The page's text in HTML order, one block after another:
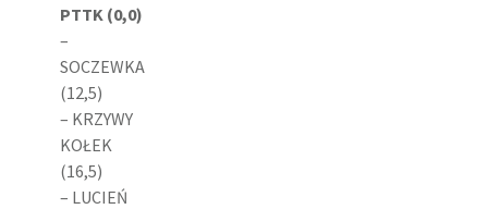
PTTK (0,0)
–
SOCZEWKA
(12,5)
– KRZYWY
KOŁEK
(16,5)
– LUCIEŃ